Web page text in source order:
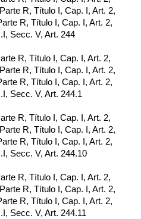
R, Título I, Cap. I, Art. 2,
R, Título I, Cap. I, Art. 2,
Secc. V, Art. 244
R, Título I, Cap. I, Art. 2,
R, Título I, Cap. I, Art. 2,
R, Título I, Cap. I, Art. 2,
Secc. V, Art. 244.1
R, Título I, Cap. I, Art. 2,
R, Título I, Cap. I, Art. 2,
R, Título I, Cap. I, Art. 2,
Secc. V, Art. 244.10
R, Título I, Cap. I, Art. 2,
R, Título I, Cap. I, Art. 2,
R, Título I, Cap. I, Art. 2,
Secc. V, Art. 244.11